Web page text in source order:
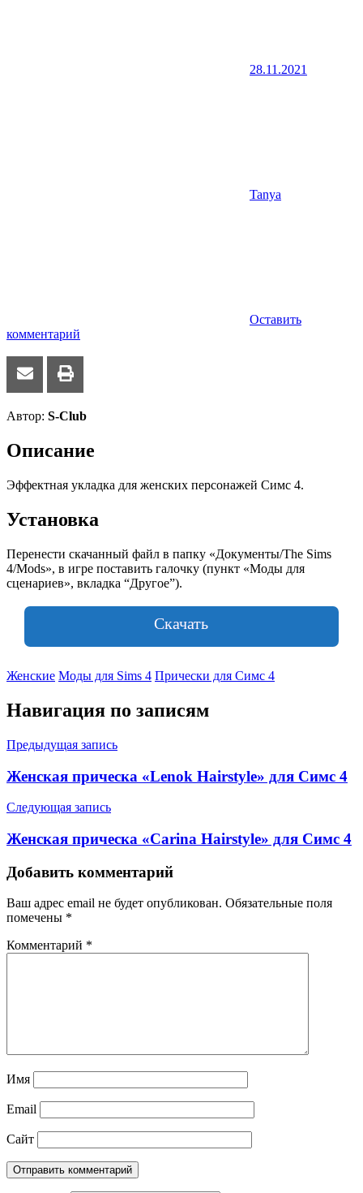
28.11.2021
Tanya
Оставить
комментарий
Автор: S-Club
Описание
Эффектная укладка для женских персонажей Симс 4.
Установка
Перенести скачанный файл в папку «Документы/The Sims
4/Mods», в игре поставить галочку (пункт «Моды для
сценариев», вкладка “Другое”).
Скачать
Женские Моды для Sims 4 Прически для Симс 4
Навигация по записям
Предыдущая запись
Женская прическа «Lenok Hairstyle» для Симс 4
Следующая запись
Женская прическа «Carina Hairstyle» для Симс 4
Добавить комментарий
Ваш адрес email не будет опубликован. Обязательные поля
помечены *
Комментарий *
Имя
Email
Сайт